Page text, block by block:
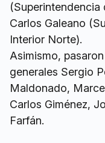
Carlos Galeano
Interior Norte).
Asimismo,
generales Sergio
Maldonado,
Carlos Giménez,
Farfán.